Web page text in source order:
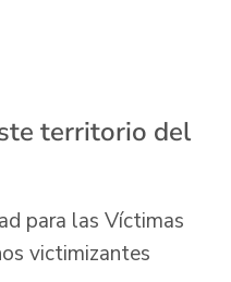
territorio del
para las Víctimas
victimizantes